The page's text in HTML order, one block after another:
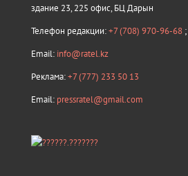
здание 23, 225 офис, БЦ Дарын
Телефон редакции:+7 (708) 970-96-68 ;
Email: info@ratel.kz
Реклама:+7 (777) 233 50 13
Email: pressratel@gmail.com